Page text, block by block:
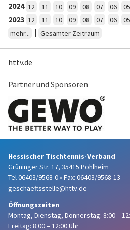
2024 12 11 10 09 08 07 06 05
2023 12 11 10 09 08 07 06 05
mehr...
| Gesamter Zeitraum
httv.de
Partner und Sponsoren
Hessischer Tischtennis-Verband
Grüninger Str. 17, 35415 Pohlheim
Tel 06403/9568-0 • Fax: 06403/9568-13
geschaeftsstelle@httv.de
Öffnungszeiten
Montag, Dienstag, Donnerstag: 8:00 –
Freitag: 8:00 – 12:00 Uhr